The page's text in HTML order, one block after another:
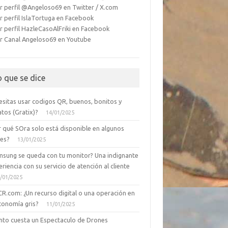
perfil @Angeloso69 en Twitter / X.com
perfil IslaTortuga en Facebook
perfil HazleCasoAlFriki en Facebook
Canal Angeloso69 en Youtube
que se dice
usar codigos QR, buenos, bonitos y
(Gratix)?
14/01/2025
qué SOra solo está disponible en algunos
13/01/2025
se queda con tu monitor? Una indignante
con su servicio de atención al cliente
01/2025
¿Un recurso digital o una operación en
gris?
11/01/2025
cuesta un Espectaculo de Drones